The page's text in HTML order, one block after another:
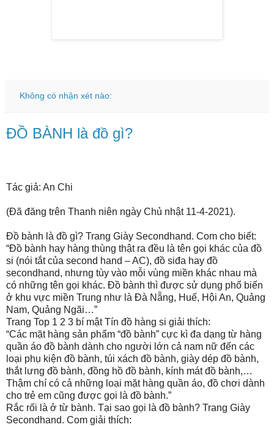
Không có nhận xét nào:
ĐỒ BÀNH là đồ gì?
Tác giả: An Chi
(Đã đăng trên Thanh niên ngày Chủ nhật 11-4-2021).
Đồ bành là đồ gì? Trang Giày Secondhand. Com cho biết:
“Đồ bành hay hàng thùng thật ra đều là tên gọi khác của đồ
si (nói tắt của second hand – AC), đồ siđa hay đồ
secondhand, nhưng tùy vào mỗi vùng miền khác nhau mà
có những tên gọi khác. Đồ bành thì được sử dụng phổ biến
ở khu vực miền Trung như là Đà Nẵng, Huế, Hội An, Quảng
Nam, Quảng Ngãi…”
Trang Top 1 2 3 bí mật Tín đồ hàng si giải thích:
“Các mặt hàng sản phẩm “đồ bành” cực kì đa dạng từ hàng
quần áo đồ bành dành cho người lớn cả nam nữ đến các
loại phụ kiện đồ bành, túi xách đồ bành, giày dép đồ bành,
thắt lưng đồ bành, đồng hồ đồ bành, kính mát đồ bành,…
Thậm chí có cả những loại mặt hàng quần áo, đồ chơi dành
cho trẻ em cũng được gọi là đồ bành.”
Rắc rối là ở từ bành. Tại sao gọi là đồ bành? Trang Giày
Secondhand. Com giải thích: